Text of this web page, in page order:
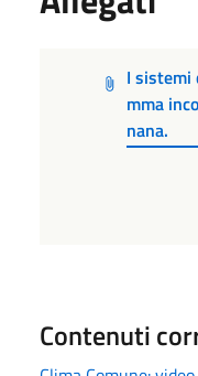
I sistemi
mma
nana.
Contenuti